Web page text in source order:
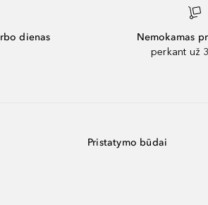
dienas
Nemokamas
perkant už
Pristatymo būdai